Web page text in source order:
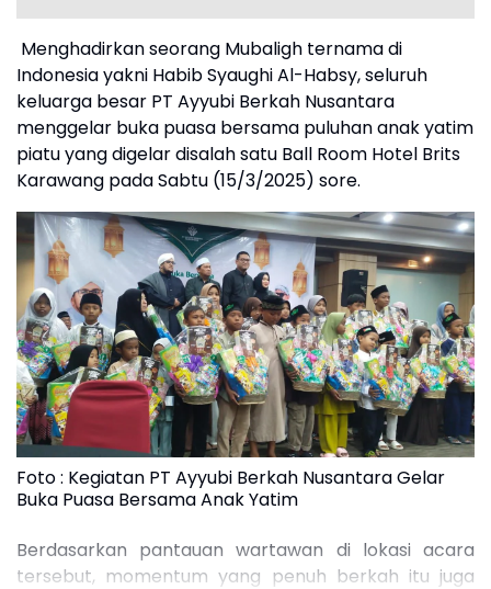
Menghadirkan seorang Mubaligh ternama di
Indonesia yakni Habib Syaughi Al-Habsy, seluruh
keluarga besar PT Ayyubi Berkah Nusantara
menggelar buka puasa bersama puluhan anak yatim
piatu yang digelar disalah satu Ball Room Hotel Brits
Karawang pada Sabtu (15/3/2025) sore.
Foto : Kegiatan PT Ayyubi Berkah Nusantara Gelar
Buka Puasa Bersama Anak Yatim
Berdasarkan pantauan wartawan di lokasi acara
tersebut, momentum yang penuh berkah itu juga